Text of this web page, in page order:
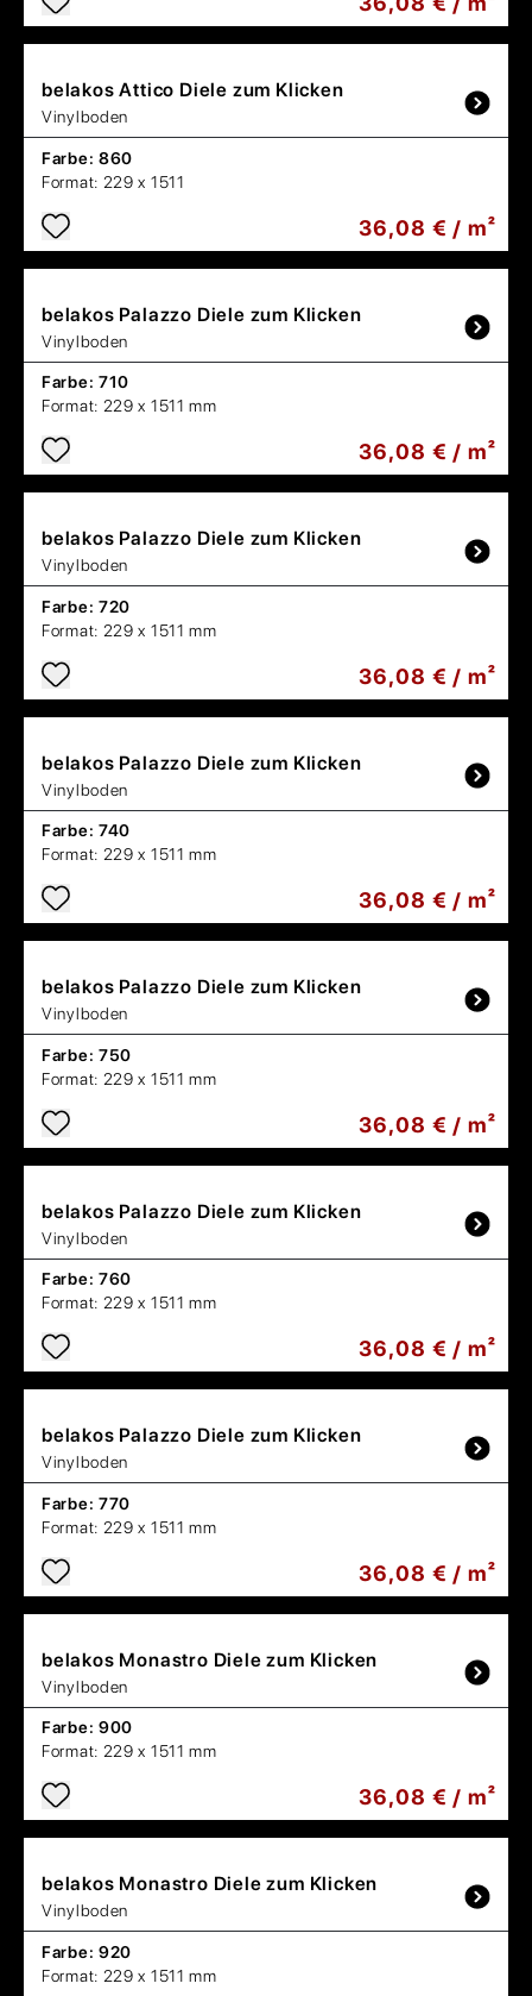
belakosAttico Diele zum Klicken
Vinylboden
Farbe: 860
Format: 229 x 1511
36,08 € / m²
belakos Palazzo Diele zum Klicken
Vinylboden
Farbe: 710
Format: 229 x 1511 mm
36,08 € / m²
belakos Palazzo Diele zum Klicken
Vinylboden
Farbe: 720
Format: 229 x 1511 mm
36,08 € / m²
belakos Palazzo Diele zum Klicken
Vinylboden
Farbe: 740
Format: 229 x 1511 mm
36,08 € / m²
belakos Palazzo Diele zum Klicken
Vinylboden
Farbe: 750
Format: 229 x 1511 mm
36,08 € / m²
belakos Palazzo Diele zum Klicken
Vinylboden
Farbe: 760
Format: 229 x 1511 mm
36,08 € / m²
belakos Palazzo Diele zum Klicken
Vinylboden
Farbe: 770
Format: 229 x 1511 mm
36,08 € / m²
belakos Monastro Diele zum Klicken
Vinylboden
Farbe: 900
Format: 229 x 1511 mm
36,08 € / m²
belakos Monastro Diele zum Klicken
Vinylboden
Farbe: 920
Format: 229 x 1511 mm